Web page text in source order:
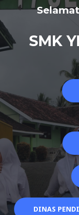
SMK
DINAS